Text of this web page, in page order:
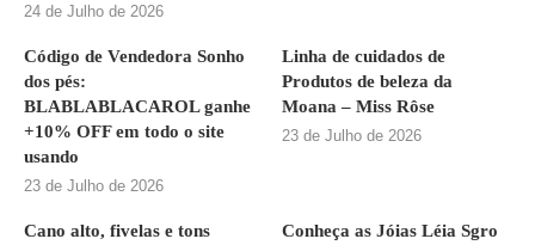
24 de Julho de 2026
Código de Vendedora Sonho
dos pés:
BLABLABLACAROL ganhe
+10% OFF em todo o site
usando
23 de Julho de 2026
Linha de cuidados de
Produtos de beleza da
Moana – Miss Rôse
23 de Julho de 2026
Cano alto, fivelas e tons
Conheça as Jóias Léia Sgro